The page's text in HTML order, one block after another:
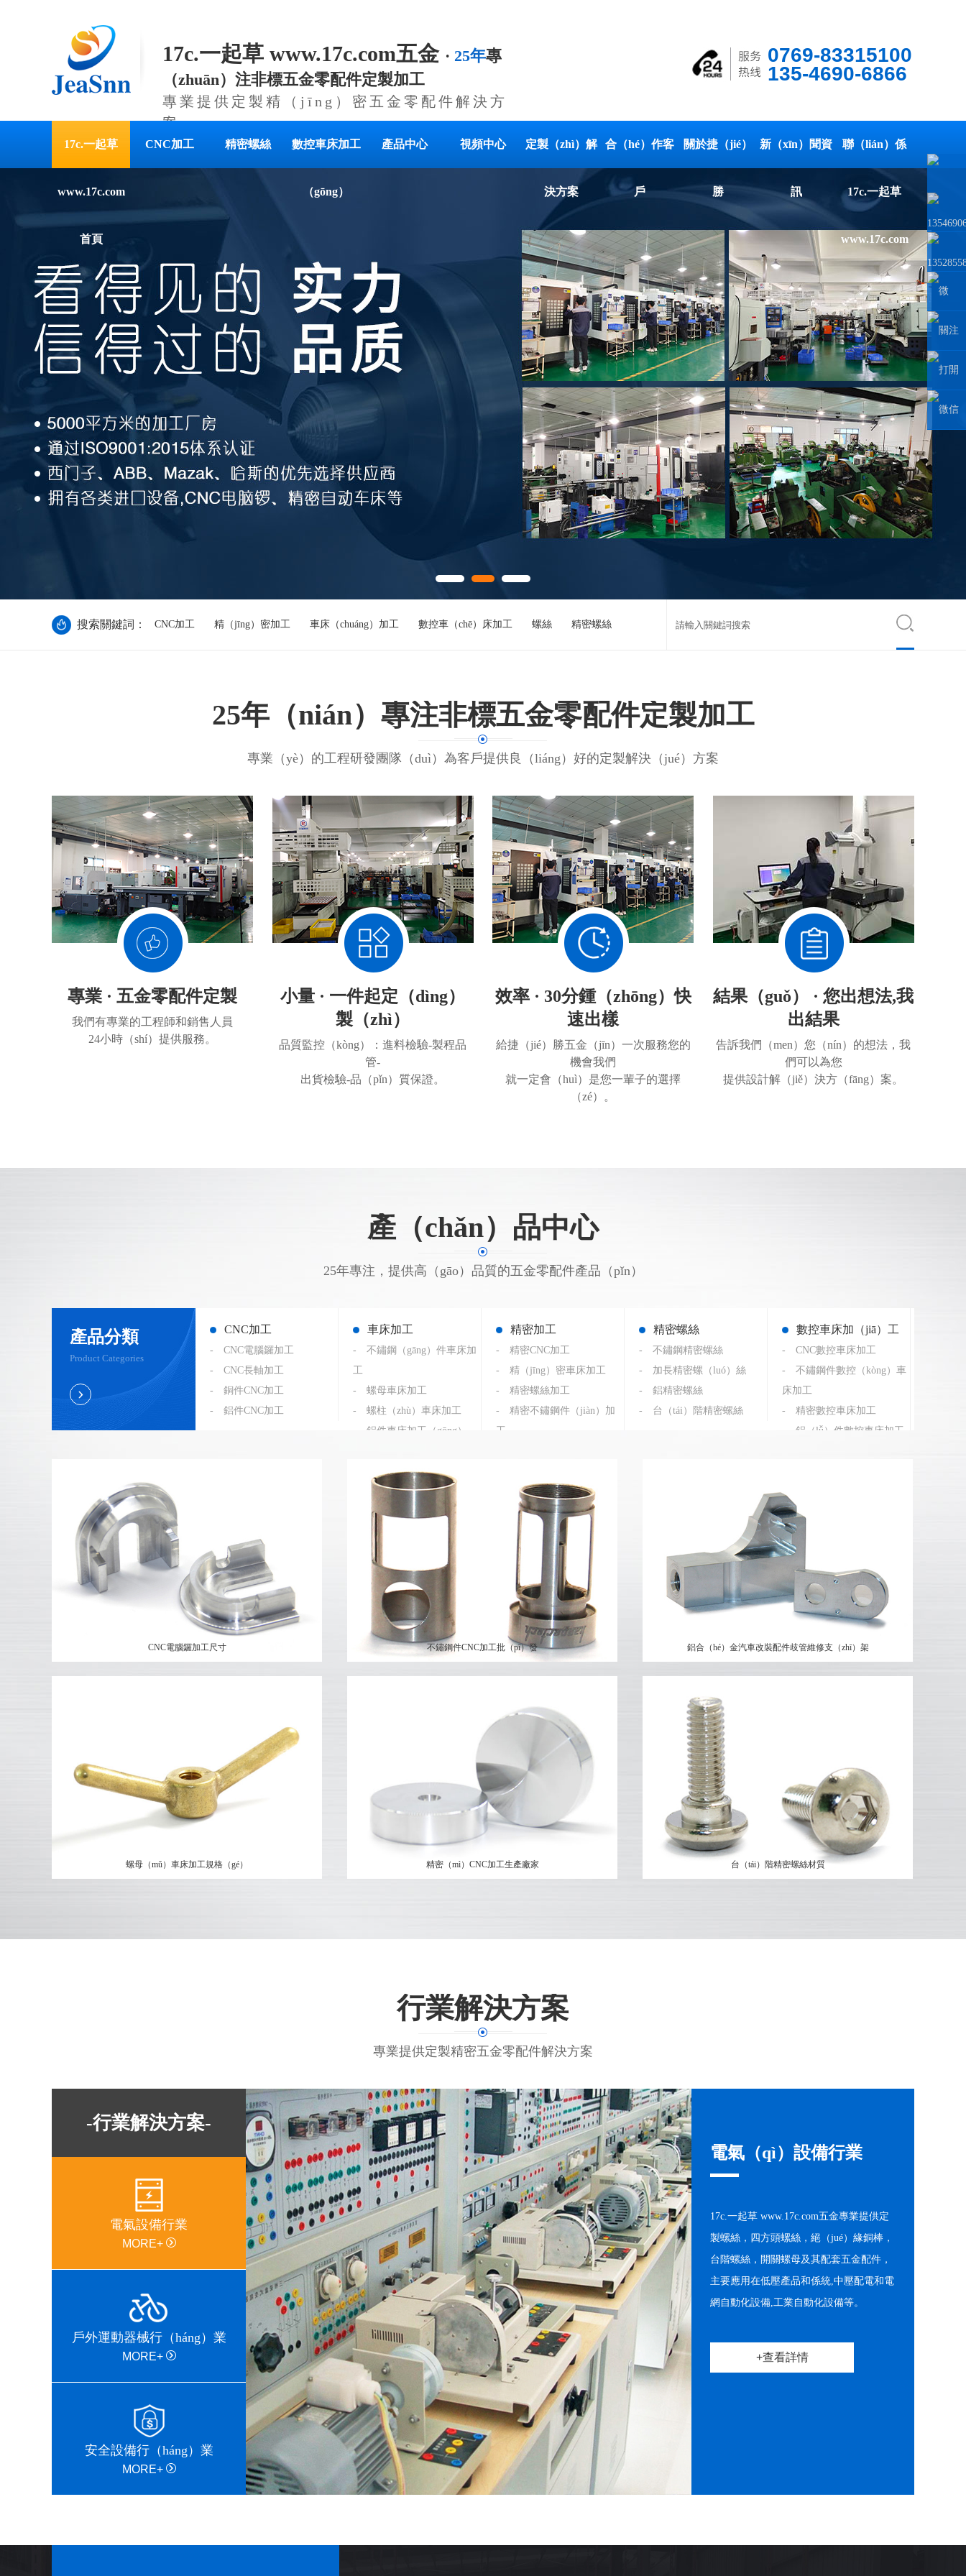
17c.一起草 www.17c.com五金 · 25年專
（zhuān）注非標五金零配件定製加工
專業提供定製精（jīng）密五金零配件解決方
案
0769-83315100
135-4690-6866
17c.一起草
www.17c.com
首頁
CNC加工 精密螺絲 數控車床加工
（gōng）
產品中心 視頻中心 定製（zhì）解
決方案
合（hé）作客
戶
關於捷（jié）
勝
新（xīn）聞資
訊
聯（lián）係
17c.一起草
www.17c.com
搜索關鍵詞： CNC加工 精（jīng）密加工 車床（chuáng）加工 數控車（chē）床加工 螺絲 精密螺絲
25年（nián）專注非標五金零配件定製加工
專業（yè）的工程研發團隊（duì）為客戶提供良（liáng）好的定製解決（jué）方案
專業 · 五金零配件定製
我們有專業的工程師和銷售人員
24小時（shí）提供服務。
小量 · 一件起定（dìng）
製（zhì）
品質監控（kòng）：進料檢驗-製程品
管-
出貨檢驗-品（pǐn）質保證。
效率 · 30分鍾（zhōng）快
速出樣
給捷（jié）勝五金（jīn）一次服務您的
機會我們
就一定會（huì）是您一輩子的選擇
（zé）。
結果（guǒ） · 您出想法,我
出結果
告訴我們（men）您（nín）的想法，我
們可以為您
提供設計解（jiě）決方（fāng）案。
產（chǎn）品中心
25年專注，提供高（gāo）品質的五金零配件產品（pǐn）
產品分類
Product Categories
CNC加工
- CNC電腦鑼加工
- CNC長軸加工
- 銅件CNC加工
- 鋁件CNC加工
車床加工
- 不鏽鋼（gāng）件車床加
工
- 螺母車床加工
- 螺柱（zhù）車床加工
- 鋁件車床加工（gōng）
精密加工
- 精密CNC加工
- 精（jīng）密車床加工
- 精密螺絲加工
- 精密不鏽鋼件（jiàn）加
工
精密螺絲
- 不鏽鋼精密螺絲
- 加長精密螺（luó）絲
- 鋁精密螺絲
- 台（tái）階精密螺絲
數控車床加（jiā）工
- CNC數控車床加工
- 不鏽鋼件數控（kòng）車
床加工
- 精密數控車床加工
- 鋁（lǚ）件數控車床加工
CNC電腦鑼加工尺寸 不鏽鋼件CNC加工批（pī）發 鋁合（hé）金汽車改裝配件歧管維修支（zhī）架
螺母（mǔ）車床加工規格（gé） 精密（mì）CNC加工生產廠家 台（tái）階精密螺絲材質
行業解決方案
專業提供定製精密五金零配件解決方案
-行業解決方案-
電氣設備行業
MORE+
戶外運動器械行（háng）業
MORE+
安全設備行（háng）業
MORE+
電氣（qì）設備行業
17c.一起草 www.17c.com五金專業提供定
製螺絲，四方頭螺絲，絕（jué）緣銅棒，
台階螺絲，開關螺母及其配套五金配件，
主要應用在低壓產品和係統,中壓配電和電
網自動化設備,工業自動化設備等。
+查看詳情
微
（wēi）
信聯係
關注
微信公
眾號
打開
手機網
站
微信
小程序